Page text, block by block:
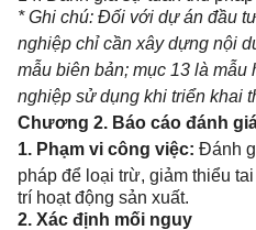
* Ghi chú: Đối với dự án đầu
nghiệp chỉ cần xây dựng nội
mẫu biên bản; mục 13 là mẫu
nghiệp sử dụng khi triển khai
Chương 2. Báo cáo đánh
1. Phạm vi công việc: Đánh
pháp để loại trừ, giảm thiểu
trí hoạt động sản xuất.
2. Xác định mối nguy